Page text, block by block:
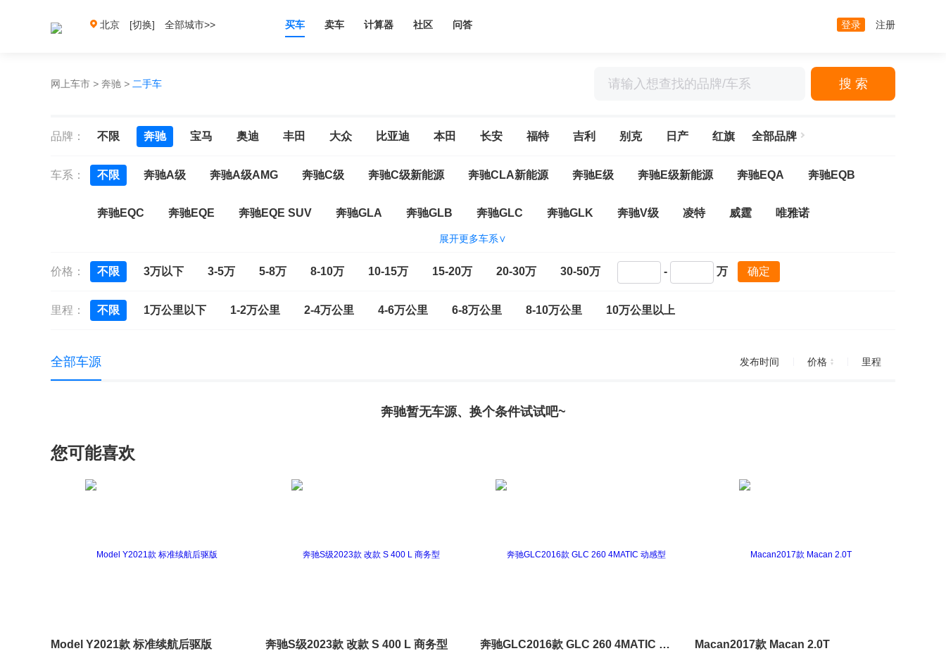
北京 [切换] 全部城市>> 买车 卖车 计算器 社区 问答 登录 注册
网上车市 > 奔驰 > 二手车 搜 索
品牌： 不限 奔驰 宝马 奥迪 丰田 大众 比亚迪 本田 长安 福特 吉利 别克 日产 红旗 全部品牌
车系： 不限 奔驰A级 奔驰A级AMG 奔驰C级 奔驰C级新能源 奔驰CLA新能源 奔驰E级 奔驰E级新能源 奔驰EQA 奔驰EQB
奔驰EQC 奔驰EQE 奔驰EQE SUV 奔驰GLA 奔驰GLB 奔驰GLC 奔驰GLK 奔驰V级 凌特 威霆 唯雅诺
威霆(进口) 奔驰CLA级AMG
奔驰G级AMG 奔驰GLA级AMG
展开更多车系∨
价格： 不限 3万以下 3-5万 5-8万 8-10万 10-15万 15-20万 20-30万 30-50万 - 万 确定
里程： 不限 1万公里以下 1-2万公里 2-4万公里 4-6万公里 6-8万公里 8-10万公里 10万公里以上
全部车源 发布时间 价格 里程
奔驰暂无车源、换个条件试试吧~
您可能喜欢
Model Y2021款 标准续航后驱版 奔驰S级2023款 改款 S 400 L 商务型 奔驰GLC2016款 GLC 260 4MATIC 动感型 Macan2017款 Macan 2.0T